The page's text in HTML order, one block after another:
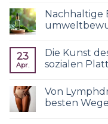
23
Apr.
Die Kunst
sozialen
Von
besten